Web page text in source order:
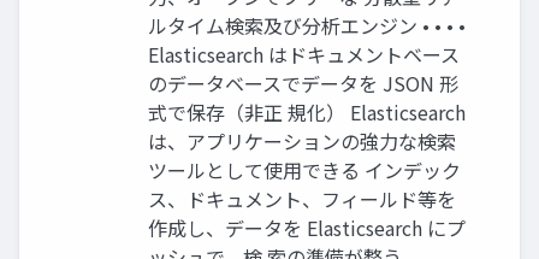
ルタイム検索及び分析エンジン • • • •
Elasticsearch はドキュメントベース
のデータベースでデータを JSON 形
式で保存（⾮正 規化） Elasticsearch
は、アプリケーションの強⼒な検索
ツールとして使⽤できる インデック
ス、ドキュメント、フィールド等を
作成し、データを Elasticsearch にプ